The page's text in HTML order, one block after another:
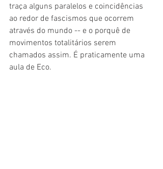
traça alguns paralelos e coincidências
ao redor de fascismos que ocorrem
através do mundo -- e o porquê de
movimentos totalitários serem
chamados assim. É praticamente uma
aula de Eco.